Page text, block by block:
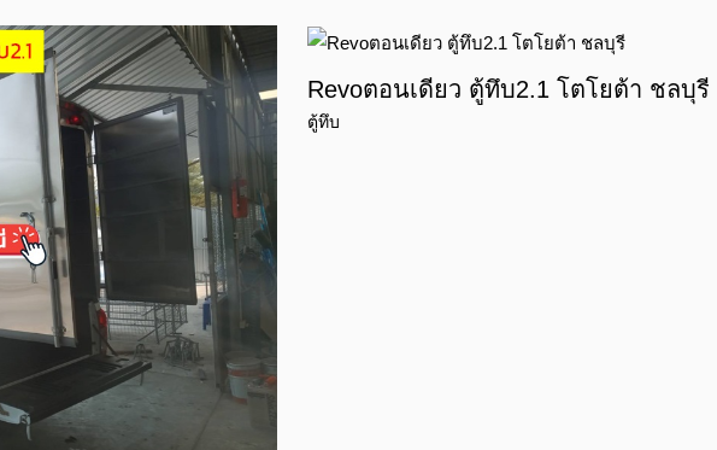
Revoตอนเดียว ตู้ทึบ2.1 โตโยต้า ชลบุรี
ตู้ทึบ